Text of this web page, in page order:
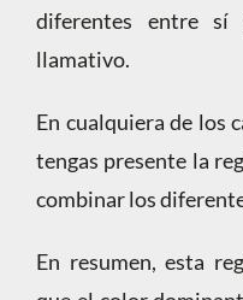
diferentes entre
llamativo.
En cualquiera de los
tengas presente la
combinar los
En resumen, esta